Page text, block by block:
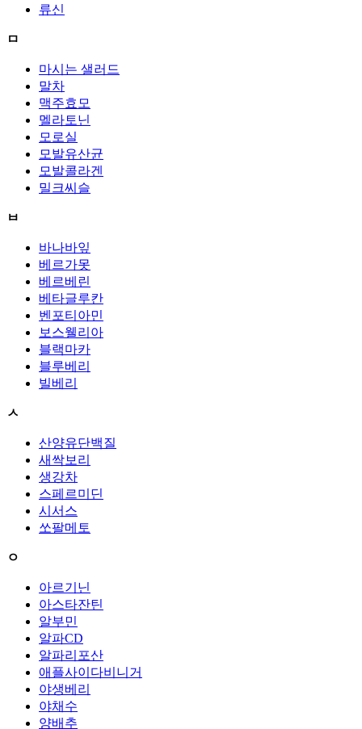
류신
ㅁ
마시는 샐러드
말차
맥주효모
멜라토닌
모로실
모발유산균
모발콜라겐
밀크씨슬
ㅂ
바나바잎
베르가못
베르베린
베타글루칸
벤포티아민
보스웰리아
블랙마카
블루베리
빌베리
ㅅ
산양유단백질
새싹보리
생강차
스페르미딘
시서스
쏘팔메토
ㅇ
아르기닌
아스타잔틴
알부민
알파CD
알파리포산
애플사이다비니거
야생베리
야채수
양배추